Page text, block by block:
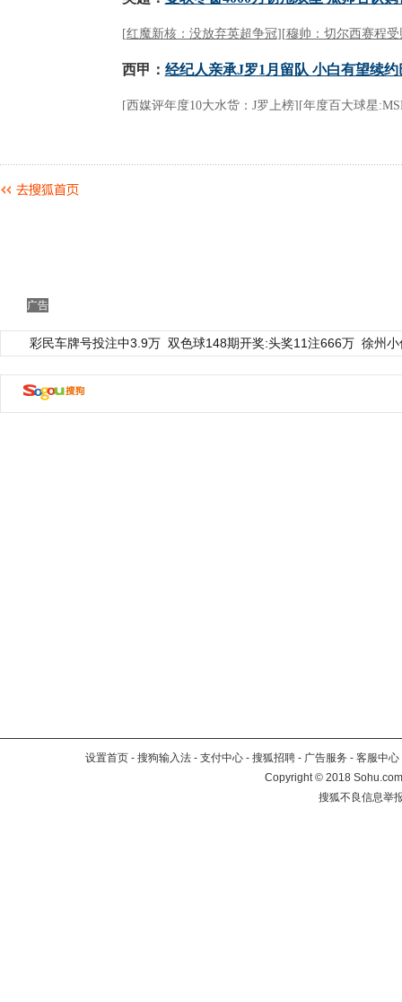
广告
彩民车牌号投注中3.9万 双色球148期开奖:头奖11注666万 徐州
设置首页 - 搜狗输入法 - 支付中心 - 搜狐招聘 - 广告服务 - 客服中心
Copyright©2018
搜狐不良信息举